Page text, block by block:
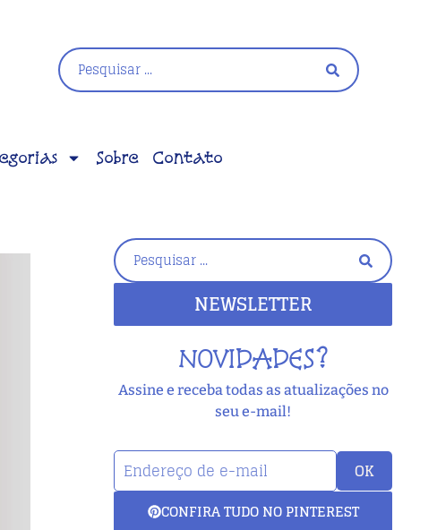
Sobre Contato
NEWSLETTER
NOVIDADES?
Assine e receba todas as atualizações no
seu e-mail!
OK
CONFIRA TUDO NO PINTEREST